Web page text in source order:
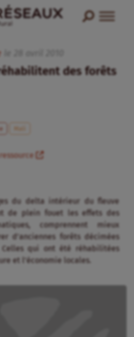
des forêts
Mali
du delta intérieur du fleuve
de plein fouet les effets des
comprennent mieux
d’anciennes forêts décimées
Celles qui ont été réhabilitées
et l’économie locales.